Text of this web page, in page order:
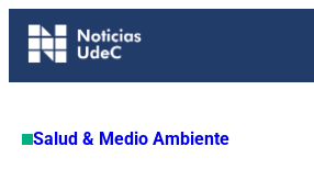
Saltar
Salud & Medio Ambiente